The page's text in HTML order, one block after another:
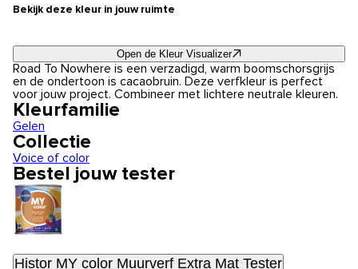
Bekijk deze kleur in jouw ruimte
Open de Kleur Visualizer
Road To Nowhere is een verzadigd, warm boomschorsgrijs
en de ondertoon is cacaobruin. Deze verfkleur is perfect
voor jouw project. Combineer met lichtere neutrale kleuren.
Kleurfamilie
Gelen
Collectie
Voice of color
Bestel jouw tester
Histor MY color Muurverf Extra Mat Tester